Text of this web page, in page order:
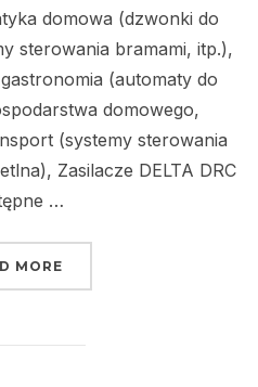
domowa (dzwonki do
sterowania bramami, itp.),
(automaty do
domowego,
(systemy sterowania
Zasilacze DELTA DRC
…
MORE